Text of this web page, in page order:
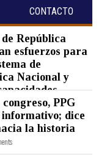
CONTACTO
República
esfuerzos para
de
Nacional y
PPG
dice
la historia